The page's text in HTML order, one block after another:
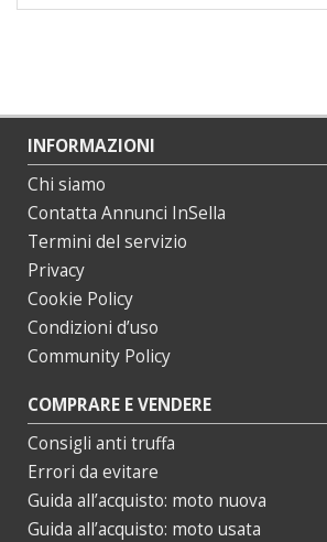
INFORMAZIONI
Chi siamo
Contatta Annunci InSella
Termini del servizio
Privacy
Cookie Policy
Condizioni d’uso
Community Policy
COMPRARE E VENDERE
Consigli anti truffa
Errori da evitare
Guida all’acquisto: moto nuova
Guida all’acquisto: moto usata